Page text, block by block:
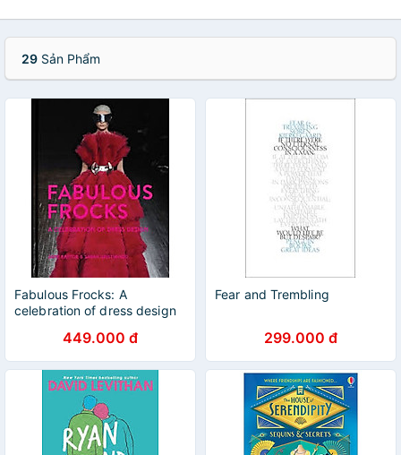
29 Sản Phẩm
Fabulous Frocks: A
celebration of dress design
449.000 đ
Fear and Trembling
299.000 đ